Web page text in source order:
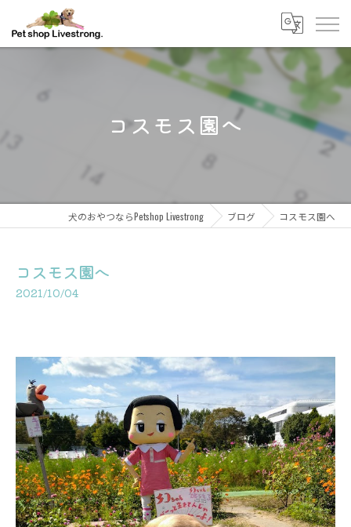
コスモス園へ
犬のおやつならPetshop Livestrong ブログ コスモス園へ
コスモス園へ
2021/10/04